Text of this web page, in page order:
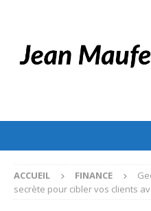
ACCUEIL FINANCE
secrète pour cibler vos clients